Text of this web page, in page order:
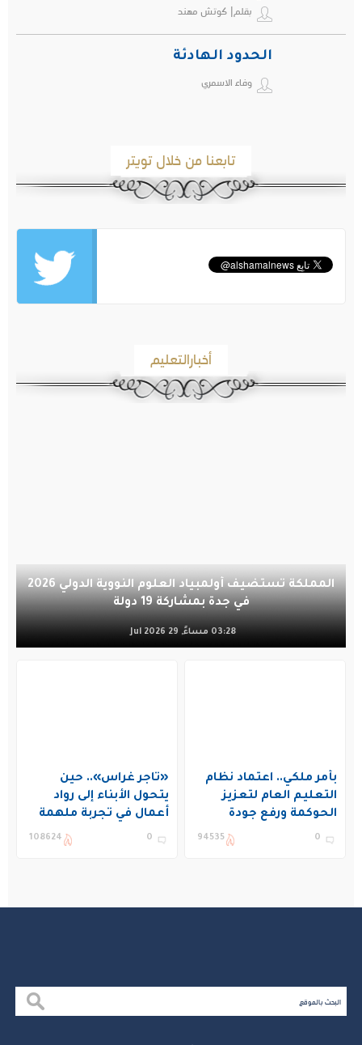
بقلم| كوتش مهند
الحدود الهادئة
وفاء الاسمري
تابعنا من خلال تويتر
أخبارالتعليم
المملكة تستضيف أولمبياد العلوم النووية الدولي 2026
في جدة بمشاركة 19 دولة
03:28 مساءً, 29 Jul 2026
بأمر ملكي.. اعتماد نظام
التعليم العام لتعزيز
الحوكمة ورفع جودة
التعليم في المملكة
0
94535
«تاجر غراس».. حين
يتحول الأبناء إلى رواد
أعمال في تجربة ملهمة
بنادي غراس الصيفي
0
108624